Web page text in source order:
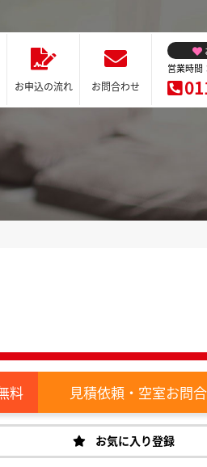
お申込の流れ お問合わせ
営業時間
見積依頼・空室お問
お気に入り登録